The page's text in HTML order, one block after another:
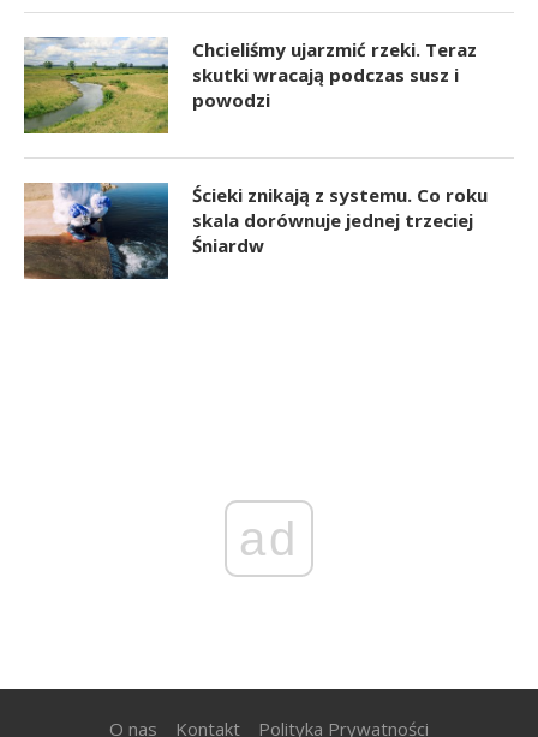
Chcieliśmy ujarzmić rzeki. Teraz
skutki wracają podczas susz i
powodzi
Ścieki znikają z systemu. Co roku
skala dorównuje jednej trzeciej
Śniardw
ad
O nas Kontakt Polityka Prywatności